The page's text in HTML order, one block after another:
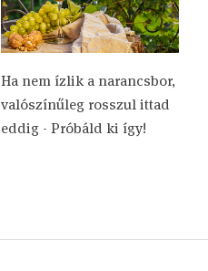
Ha nem ízlik a narancsbor,
valószínűleg rosszul ittad
eddig - Próbáld ki így!